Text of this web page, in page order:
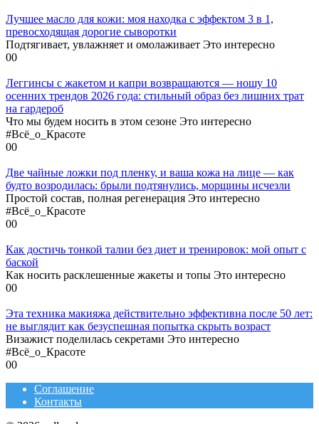
Лучшее масло для кожи: моя находка с эффектом 3 в 1,
превосходящая дорогие сыворотки
Подтягивает, увлажняет и омолаживает Это интересно
00
Леггинсы с жакетом и капри возвращаются — ношу 10
осенних трендов 2026 года: стильный образ без лишних трат
на гардероб
Что мы будем носить в этом сезоне Это интересно
#Всё_о_Красоте
00
Две чайные ложки под пленку, и ваша кожа на лице — как
будто возродилась: брыли подтянулись, морщины исчезли
Простой состав, полная регенерация Это интересно
#Всё_о_Красоте
00
Как достичь тонкой талии без диет и тренировок: мой опыт с
баской
Как носить расклешенные жакеты и топы Это интересно
00
Эта техника макияжа действительно эффективна после 50 лет:
не выглядит как безуспешная попытка скрыть возраст
Визажист поделилась секретами Это интересно
#Всё_о_Красоте
00
Соглашение
Контакты